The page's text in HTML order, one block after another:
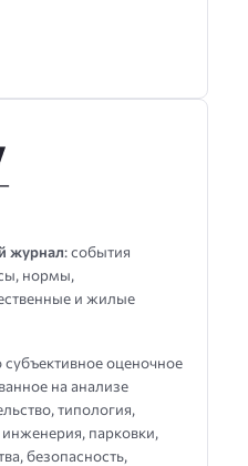
журнал: события
нормы,
и жилые
субъективное оценочное
на анализе
типология,
парковки,
безопасность,